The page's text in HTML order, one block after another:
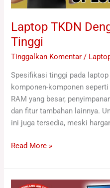
Laptop TKDN
Tinggi
Tinggalkan Komentar /
Spesifikasi tinggi pada
komponen-komponen
RAM yang besar,
dan fitur tambahan lainnya.
ini juga tersedia, meski
Read More »
Daftar